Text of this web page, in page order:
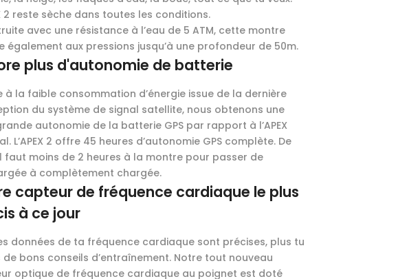
2 reste sèche dans toutes les conditions.
avec une résistance à l’eau de 5 ATM, cette montre
également aux pressions jusqu’à une profondeur de 50m.
plus d'autonomie de batterie
à la faible consommation d’énergie issue de la dernière
du système de signal satellite, nous obtenons une
autonomie de la batterie GPS par rapport à l’APEX
L’APEX 2 offre 45 heures d’autonomie GPS complète. De
faut moins de 2 heures à la montre pour passer de
à complètement chargée.
capteur de fréquence cardiaque le plus
à ce jour
données de ta fréquence cardiaque sont précises, plus tu
de bons conseils d’entraînement. Notre tout nouveau
optique de fréquence cardiaque au poignet est doté